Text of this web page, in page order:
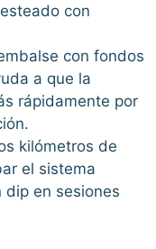
con
con fondos
a que la
rápidamente por
kilómetros de
el sistema
dip en sesiones